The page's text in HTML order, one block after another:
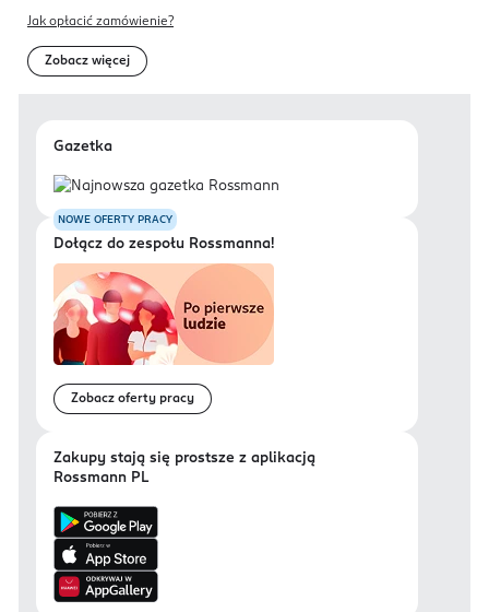
Jak opłacić zamówienie?
Zobacz więcej
Gazetka
NOWE OFERTY PRACY
Dołącz do zespołu Rossmanna!
Zobacz oferty pracy
Zakupy stają się prostsze z aplikacją
Rossmann PL